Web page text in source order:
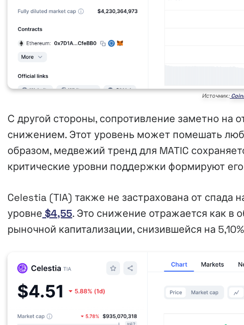
Источник:
С другой стороны, сопротивление заметно на
снижением. Этот уровень может помешать
образом, медвежий тренд для MATIC
критические уровни поддержки формируют
Celestia (TIA) также не застрахована от спада
уровне $4,55. Это снижение отражается как в
рыночной капитализации, снизившейся на